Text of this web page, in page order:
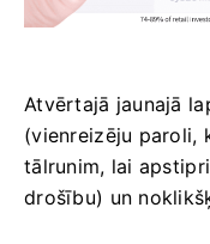
Atvērtajā jaunajā
(vienreizēju paroli,
tālrunim, lai
drošību) un